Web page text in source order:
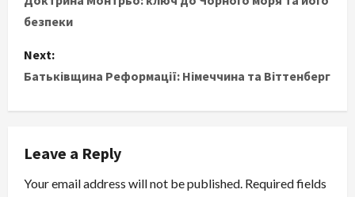
t
n
v
безпеки
Next:
Батьківщина Реформації: Німеччина та Віттенберг
Leave a Reply
Your email address will not be published. Required fields